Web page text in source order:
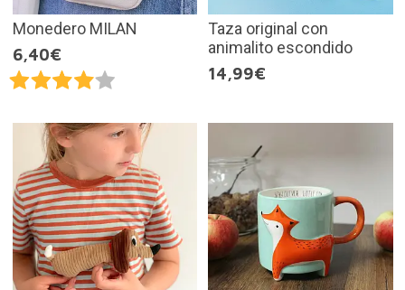
Monedero MILAN
6,40€
Taza original con
animalito escondido
14,99€